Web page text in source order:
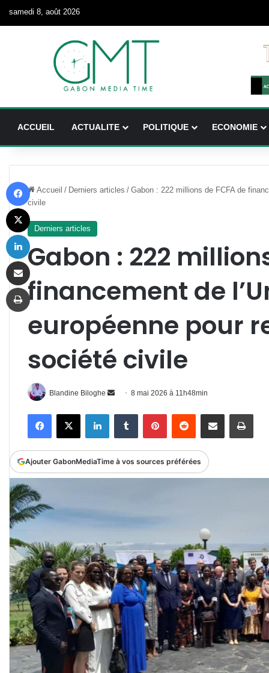
samedi 8, août 2026
ACCUEIL ACTUALITE POLITIQUE ECONOMIE
Accueil / Derniers articles / Gabon : 222 millions de FCFA de
civile
Derniers articles
Gabon : 222
financement de
européenne pour
société civile
Blandine Biloghe
Envoyer
courriel
8 mai 2026 à 11h48min
FacebookX LinkedinTumblr PinterestReddit Partager par email
Ajouter GabonMediaTime à vos sources préférées
X
Linkedin
Partager par email
Imprimer